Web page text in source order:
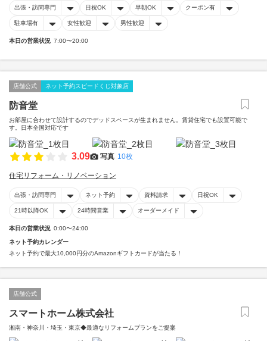
出張・訪問専門 日祝OK 早朝OK クーポン有
駐車場有 女性歓迎 男性歓迎
本日の営業状況 7:00〜20:00
店舗公式 ネット予約スピードくじ対象店
防音堂
お部屋に合わせて設計するのでデッドスペースが生まれません。賃貸住宅でも設置可能で
す。日本全国対応です
3.09 写真 10枚
住宅リフォーム・リノベーション
出張・訪問専門 ネット予約 資料請求 日祝OK
21時以降OK 24時間営業 オーダーメイド
本日の営業状況 0:00〜24:00
ネット予約カレンダー
ネット予約で最大10,000円分のAmazonギフトカードが当たる！
店舗公式
スマートホーム株式会社
湘南・神奈川・埼玉・東京◆最適なリフォームプランをご提案